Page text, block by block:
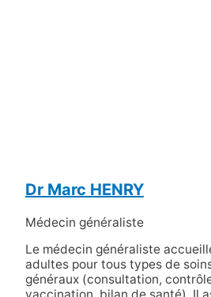
Dr Marc HENRY
Médecin généraliste
Le médecin généraliste
adultes pour tous types de
généraux (consultation,